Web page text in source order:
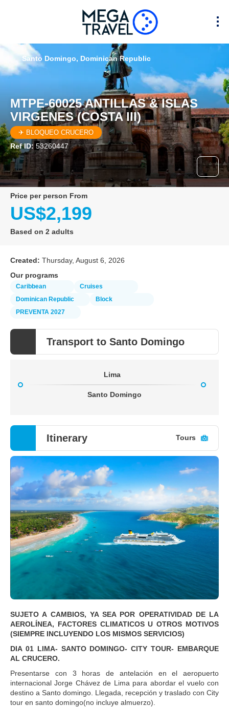
MTPE-60025 ANTILLAS & ISLAS
VIRGENES (COSTA III)
✈ BLOQUEO CRUCERO
Ref ID: 53260447
Santo Domingo, Dominican Republic
price per person From
US$2,199
Based on 2 adults
Created: Thursday, August 6, 2026
Our programs
Caribbean
Cruises
Dominican Republic
Block
PREVENTA 2027
Transport to Santo Domingo
Lima
Santo Domingo
Itinerary Tours
SUJETO A CAMBIOS, YA SEA POR OPERATIVIDAD DE LA
AEROLÍNEA, FACTORES CLIMATICOS U OTROS MOTIVOS
(SIEMPRE INCLUYENDO LOS MISMOS SERVICIOS)
DIA 01 LIMA- SANTO DOMINGO- CITY TOUR- EMBARQUE
AL CRUCERO.
Presentarse con 3 horas de antelación en el aeropuerto
internacional Jorge Chávez de Lima para abordar el vuelo con
destino a Santo domingo. Llegada, recepción y traslado con City
tour en santo domingo(no incluye almuerzo).